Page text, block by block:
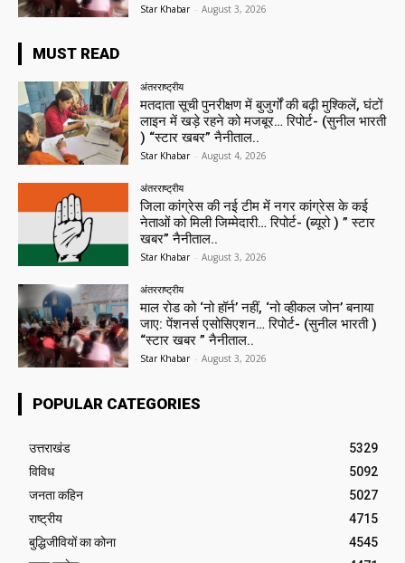
Star Khabar - August 3, 2026
MUST READ
अंतरराष्ट्रीय
मतदाता सूची पुनरीक्षण में बुजुर्गों की बढ़ी मुश्किलें, घंटों
लाइन में खड़े रहने को मजबूर… रिपोर्ट- (सुनील भारती
) “स्टार खबर” नैनीताल..
Star Khabar - August 4, 2026
अंतरराष्ट्रीय
जिला कांग्रेस की नई टीम में नगर कांग्रेस के कई
नेताओं को मिली जिम्मेदारी… रिपोर्ट- (ब्यूरो ) ” स्टार
खबर” नैनीताल..
Star Khabar - August 3, 2026
अंतरराष्ट्रीय
माल रोड को ‘नो हॉर्न’ नहीं, ‘नो व्हीकल जोन’ बनाया
जाए: पेंशनर्स एसोसिएशन… रिपोर्ट- (सुनील भारती )
“स्टार खबर ” नैनीताल..
Star Khabar - August 3, 2026
POPULAR CATEGORIES
उत्तराखंड
5329
विविध
5092
जनता कहिन
5027
राष्ट्रीय
4715
बुद्धिजीवियों का कोना
4545